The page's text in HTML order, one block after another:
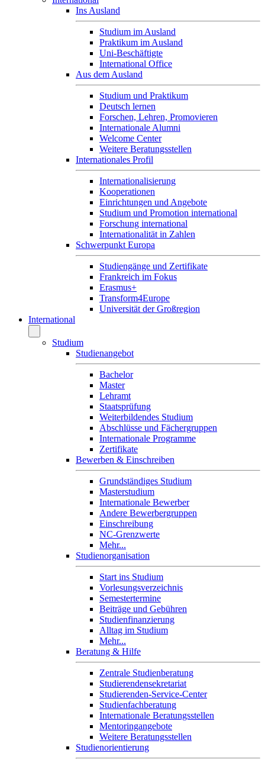
Ins Ausland
Studium im Ausland
Praktikum im Ausland
Uni-Beschäftigte
International Office
Aus dem Ausland
Studium und Praktikum
Deutsch lernen
Forschen, Lehren, Promovieren
Internationale Alumni
Welcome Center
Weitere Beratungsstellen
Internationales Profil
Internationalisierung
Kooperationen
Einrichtungen und Angebote
Studium und Promotion international
Forschung international
Internationalität in Zahlen
Schwerpunkt Europa
Studiengänge und Zertifikate
Frankreich im Fokus
Erasmus+
Transform4Europe
Universität der Großregion
International
Studium
Studienangebot
Bachelor
Master
Lehramt
Staatsprüfung
Weiterbildendes Studium
Abschlüsse und Fächergruppen
Internationale Programme
Zertifikate
Bewerben & Einschreiben
Grundständiges Studium
Masterstudium
Internationale Bewerber
Andere Bewerbergruppen
Einschreibung
NC-Grenzwerte
Mehr...
Studienorganisation
Start ins Studium
Vorlesungsverzeichnis
Semestertermine
Beiträge und Gebühren
Studienfinanzierung
Alltag im Studium
Mehr...
Beratung & Hilfe
Zentrale Studienberatung
Studierendensekretariat
Studierenden-Service-Center
Studienfachberatung
Internationale Beratungsstellen
Mentoringangebote
Weitere Beratungsstellen
Studienorientierung